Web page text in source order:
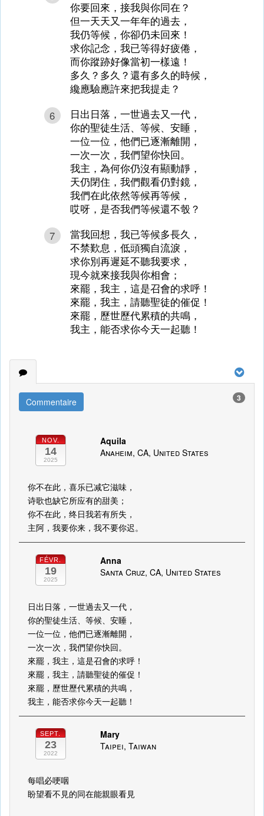
你要回來，接我與你同在？
但一天天又一年年的過去，
我仍等候，你卻仍未回來！
求你記念，我已等得好疲倦，
而你蹤跡好像當初一樣遠！
多久？多久？還有多久的時候，
纔應驗應許來把我提走？
6
日出日落，一世過去又一代，
你的聖徒生活、等候、安睡，
一位一位，他們已逐漸離開，
一次一次，我們望你快回。
我主，為何你仍沒有顯動靜，
天仍閉住，我們觀看仍對鏡，
我們在此依然等候再等候，
哎呀，是否我們等候還不彀？
7
當我回想，我已等候多長久，
不禁歎息，低頭獨自流淚，
求你別再遲延不聽我要求，
現今就來接我與你相會；
來罷，我主，這是召會的求呼！
來罷，我主，請聽聖徒的催促！
來罷，歷世歷代累積的共鳴，
我主，能否求你今天一起聽！
Commentaire 3
NOV.
14
2025
Aquila
Anaheim, CA, United States
你不在此，喜乐已减它滋味，
诗歌也缺它所应有的甜美；
你不在此，终日我若有所失，
主阿，我要你来，我不要你迟。
FÉVR.
19
2025
Anna
Santa Cruz, CA, United States
日出日落，一世過去又一代，
你的聖徒生活、等候、安睡，
一位一位，他們已逐漸離開，
一次一次，我們望你快回。
來罷，我主，這是召會的求呼！
來罷，我主，請聽聖徒的催促！
來罷，歷世歷代累積的共鳴，
我主，能否求你今天一起聽！
SEPT.
23
2022
Mary
Taipei, Taiwan
每唱必哽咽
盼望看不見的同在能親眼看見